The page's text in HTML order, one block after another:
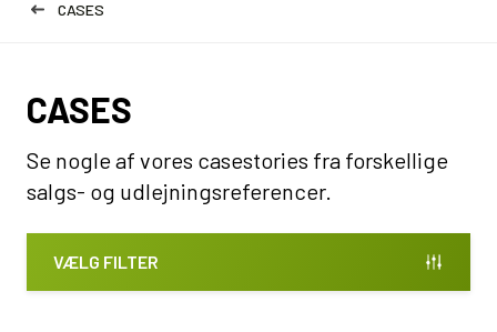
CASES
CASES
Se nogle af vores casestories fra forskellige
salgs- og udlejningsreferencer.
VÆLG FILTER